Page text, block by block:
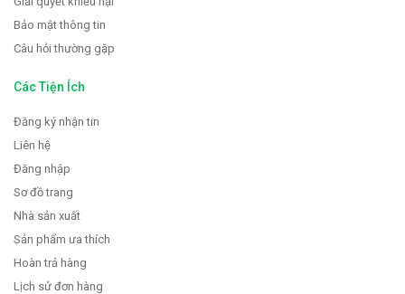
Bảo mật thông tin
Câu hỏi thường gặp
Các Tiện Ích
Đăng ký nhận tin
Liên hệ
Đăng nhập
Sơ đồ trang
Nhà sản xuất
Sản phẩm ưa thích
Hoàn trả hàng
Lịch sử đơn hàng